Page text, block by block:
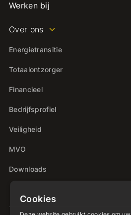
Werken bij
Over ons
Energietransitie
Totaalontzorger
Financieel
Bedrijfsprofiel
Veiligheid
MVO
Downloads
Cookies